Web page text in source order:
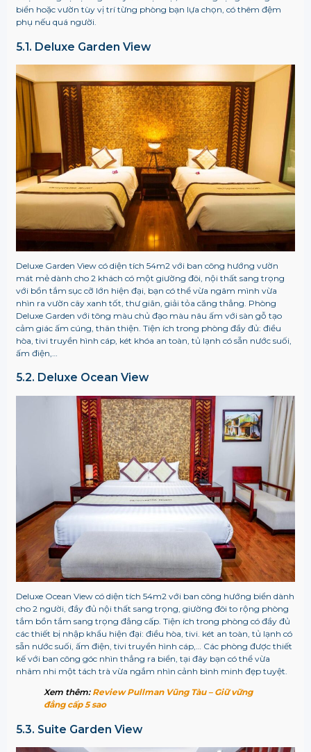
biển hoặc vườn tùy vị trí từng phòng bạn lựa chọn, có thêm đệm
phụ nếu quá người.
5.1. Deluxe Garden View
Deluxe Garden View có diện tích 54m2 với ban công hướng vườn
mát mẻ dành cho 2 khách có một giường đôi, nội thất sang trọng
với bồn tắm sục cỡ lớn hiện đại, bạn có thể vừa ngâm mình vừa
nhìn ra vườn cây xanh tốt, thư giãn, giải tỏa căng thẳng. Phòng
Deluxe Garden với tông màu chủ đạo màu nâu ấm với sàn gỗ tạo
cảm giác ấm cúng, thân thiện. Tiện ích trong phòng đầy đủ: điều
hòa, tivi truyền hình cáp, két khóa an toàn, tủ lạnh có sẵn nước suối,
ấm điện,…
5.2. Deluxe Ocean View
Deluxe Ocean View có diện tích 54m2 với ban công hướng biển dành
cho 2 người, đầy đủ nội thất sang trọng, giường đôi to rộng phòng
tắm bồn tắm sang trọng đẳng cấp. Tiện ích trong phòng có đầy đủ
các thiết bị nhập khẩu hiện đại: điều hòa, tivi. két an toàn, tủ lạnh có
sẵn nước suối, ấm điện, tivi truyền hình cáp,… Các phòng được thiết
kế với ban công góc nhìn thẳng ra biển, tại đây bạn có thể vừa
nhâm nhi một tách trà vừa ngắm nhìn cảnh bình minh đẹp tuyệt.
Xem thêm: Review Pullman Vũng Tàu – Giữ vững
đẳng cấp 5 sao
5.3. Suite Garden View